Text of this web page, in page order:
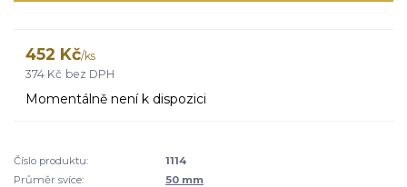
452 Kč/ks
374 Kč bez DPH
Momentálně není k dispozici
Číslo produktu:
1114
Průměr svíce:
50 mm